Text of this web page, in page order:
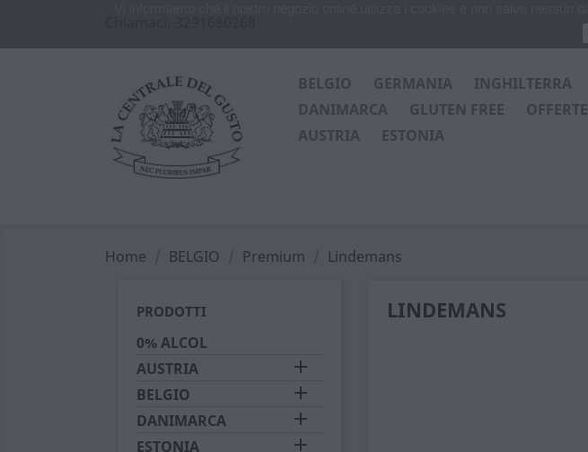
BELGIO GERMANIA INGHILTERRA
DANIMARCA
GLUTEN FREE OFFERTE
AUSTRIA
ESTONIA
Home BELGIO Premium Lindemans
PRODOTTI
0% ALCOL
AUSTRIA

BELGIO 
DANIMARCA 
ESTONIA 
LINDEMANS